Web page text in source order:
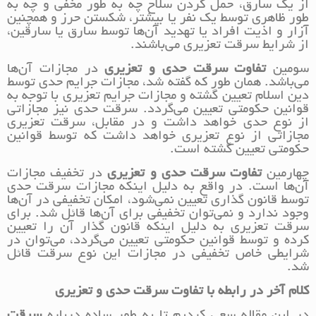
از یک سارق، حمل کردن سلاح چه به طور مخفی و چه به
طور ظاهری توسط یک نفر یا بیشتر، شکستن حرز و همچنین
آزار و اذیت افراد یا تهدید آن‌ها توسط سارق یا سارقین،
از شرایط سرقت تعزیری می‌باشند.
سومینتفاوت سرقت حدی و تعزیریدر مجازات آن‌ها
می‌باشد. همان طور که گفته شد، مجازات جرایم حدی توسط
دین اسلام تعیین گشته و مجازات جرایم تعزیری با توجه به
قوانین حکومتی تعیین می‌گردد. سرقت حدی نیز مجازاتی
از نوع حدی خواهد داشت و در مقابل، سرقت تعزیری
مجازاتی از نوع تعزیری خواهد داشت که توسط قوانین
حکومتی تعیین گشته است.
چهارمینتفاوت سرقت حدی و تعزیریدر تخفیف مجازات
آن‌ها است. در واقع به دلیل اینکه مجازات سرقت حدی
توسط قانون گذاری تعیین نمی‌شود، امکان تخفیفی در آن‌ها
وجود ندارد و نمی‌توان تخفیفی برای آن‌ها قائل‌ شد. برای
سرقت تعزیری به دلیل اینکه قانون گذار آن را تعیین
کرده و توسط قوانین حکومتی تعیین می‌گردد، می‌توان در
شرایطی خاص تخفیفی در مجازات این نوع سرقت قائل
شد.
کلام آخر در رابطه با تفاوت سرقت حدی و تعزیری